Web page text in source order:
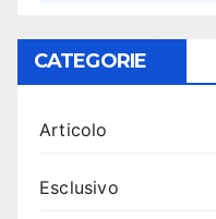
CATEGORIE
Articolo
Esclusivo